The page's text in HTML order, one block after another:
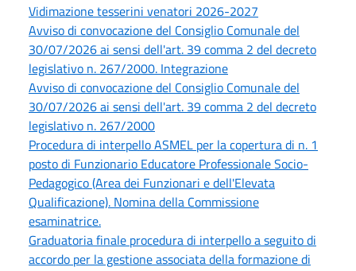
Vidimazione tesserini venatori 2026-2027
Avviso di convocazione del Consiglio Comunale del
30/07/2026 ai sensi dell'art. 39 comma 2 del decreto
legislativo n. 267/2000. Integrazione
Avviso di convocazione del Consiglio Comunale del
30/07/2026 ai sensi dell'art. 39 comma 2 del decreto
legislativo n. 267/2000
Procedura di interpello ASMEL per la copertura di n. 1
posto di Funzionario Educatore Professionale Socio-
Pedagogico (Area dei Funzionari e dell'Elevata
Qualificazione). Nomina della Commissione
esaminatrice.
Graduatoria finale procedura di interpello a seguito di
accordo per la gestione associata della formazione di